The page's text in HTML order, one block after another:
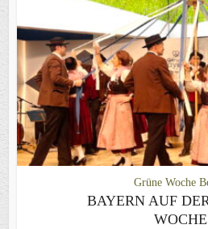
Grüne Woche
BAYERN AUF
WOCHE